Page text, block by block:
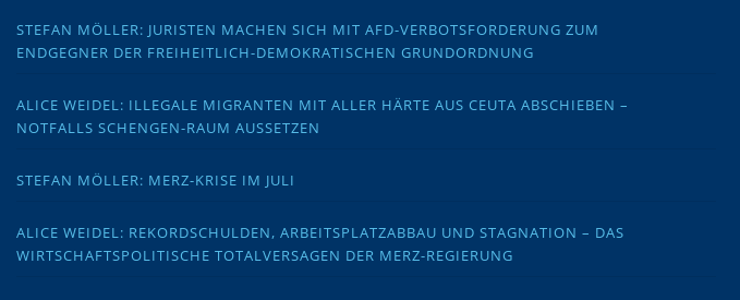
STEFAN MÖLLER: JURISTEN MACHEN SICH MIT AFD-VERBOTSFORDERUNG ZUM
ENDGEGNER DER FREIHEITLICH-DEMOKRATISCHEN GRUNDORDNUNG
ALICE WEIDEL: ILLEGALE MIGRANTEN MIT ALLER HÄRTE AUS CEUTA ABSCHIEBEN –
NOTFALLS SCHENGEN-RAUM AUSSETZEN
STEFAN MÖLLER: MERZ-KRISE IM JULI
ALICE WEIDEL: REKORDSCHULDEN, ARBEITSPLATZABBAU UND STAGNATION – DAS
WIRTSCHAFTSPOLITISCHE TOTALVERSAGEN DER MERZ-REGIERUNG